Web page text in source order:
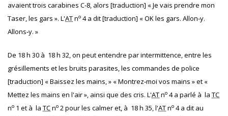
avaient trois carabines C-8, alors [traduction] « Je vais prendre mon
Taser, les gars ». L'ATno 4 a dit [traduction] « OK les gars. Allon‐y.
Allons‐y. »
De 18 h 30 à 18 h 32, on peut entendre par intermittence, entre les
grésillements et les bruits parasites, les commandes de police
[traduction] « Baissez les mains, » « Montrez‐moi vos mains » et «
Mettez les mains en l'air », ainsi que des cris. L'ATno 4 a parlé à la TC
no 1 et à la TCno 2 pour les calmer et, à 18 h 35, l'ATno 4 a dit au